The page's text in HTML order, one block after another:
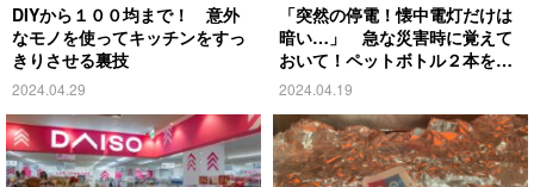
DIYから１００均まで！ 意外
なモノを使ってキッチンをすっ
きりさせる裏技
2024.04.29
「突然の停電！懐中電灯だけは
暗い…」 急な災害時に覚えて
おいて！ペットボトル２本を…
2024.04.19